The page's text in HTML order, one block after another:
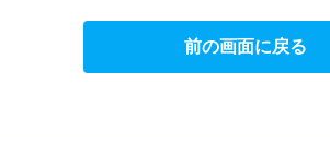
前の画面に戻る